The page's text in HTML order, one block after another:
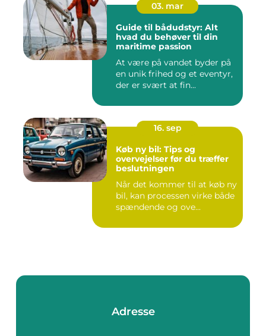
03. mar
Guide til bådudstyr: Alt
hvad du behøver til din
maritime passion
At være på vandet byder på
en unik frihed og et eventyr,
der er svært at fin...
16. sep
Køb ny bil: Tips og
overvejelser før du træffer
beslutningen
Når det kommer til at køb ny
bil, kan processen virke både
spændende og ove...
Adresse